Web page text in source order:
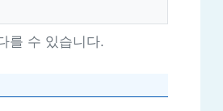
를 수 있습니다.